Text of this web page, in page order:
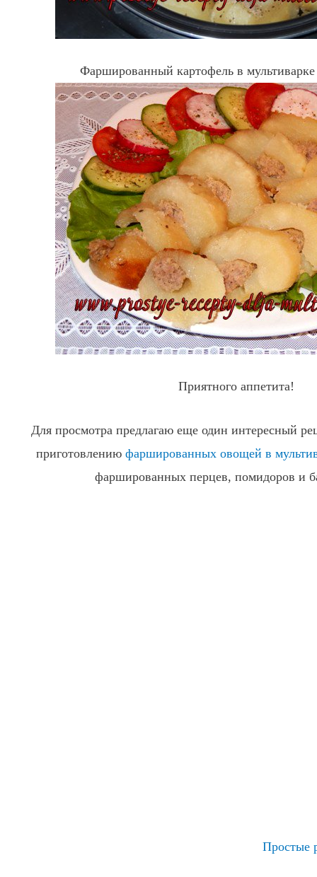
Фаршированный картофель в
Приятного аппетита!
Для просмотра предлагаю еще один интересный
приготовлению фаршированных овощей в
фаршированных перцев, помидоров и
Простые